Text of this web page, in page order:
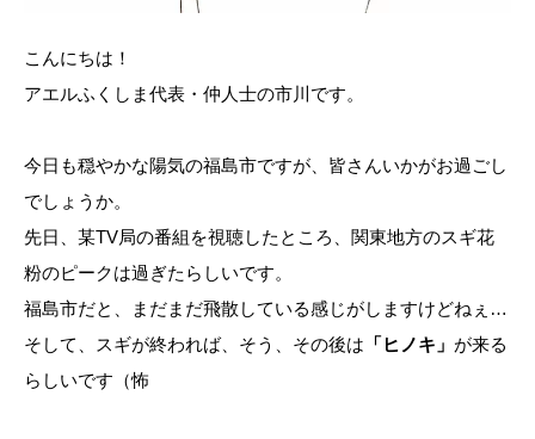
こんにちは！
アエルふくしま代表・仲人士の市川です。
今日も穏やかな陽気の福島市ですが、皆さんいかがお過ごし
でしょうか。
先日、某TV局の番組を視聴したところ、関東地方のスギ花
粉のピークは過ぎたらしいです。
福島市だと、まだまだ飛散している感じがしますけどねぇ…
そして、スギが終われば、そう、その後は 「ヒノキ」 が来る
らしいです（怖